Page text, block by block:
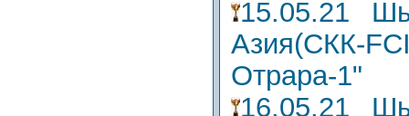
15.05.21
Отрара-1"
16.05.21